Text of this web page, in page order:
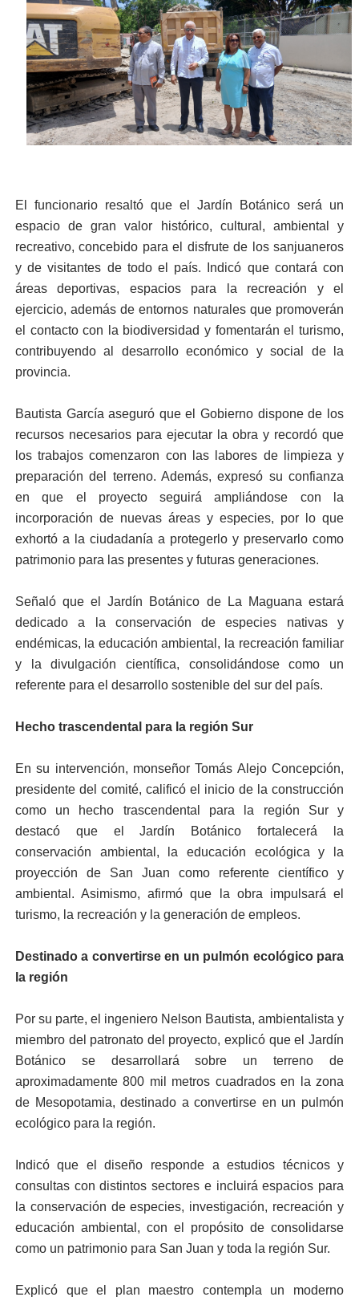
El funcionario resaltó que el Jardín Botánico será un
espacio de gran valor histórico, cultural, ambiental y
recreativo, concebido para el disfrute de los sanjuaneros
y de visitantes de todo el país. Indicó que contará con
áreas deportivas, espacios para la recreación y el
ejercicio, además de entornos naturales que promoverán
el contacto con la biodiversidad y fomentarán el turismo,
contribuyendo al desarrollo económico y social de la
provincia.
Bautista García aseguró que el Gobierno dispone de los
recursos necesarios para ejecutar la obra y recordó que
los trabajos comenzaron con las labores de limpieza y
preparación del terreno. Además, expresó su confianza
en que el proyecto seguirá ampliándose con la
incorporación de nuevas áreas y especies, por lo que
exhortó a la ciudadanía a protegerlo y preservarlo como
patrimonio para las presentes y futuras generaciones.
Señaló que el Jardín Botánico de La Maguana estará
dedicado a la conservación de especies nativas y
endémicas, la educación ambiental, la recreación familiar
y la divulgación científica, consolidándose como un
referente para el desarrollo sostenible del sur del país.
Hecho trascendental para la región Sur
En su intervención, monseñor Tomás Alejo Concepción,
presidente del comité, calificó el inicio de la construcción
como un hecho trascendental para la región Sur y
destacó que el Jardín Botánico fortalecerá la
conservación ambiental, la educación ecológica y la
proyección de San Juan como referente científico y
ambiental. Asimismo, afirmó que la obra impulsará el
turismo, la recreación y la generación de empleos.
Destinado a convertirse en un pulmón ecológico para
la región
Por su parte, el ingeniero Nelson Bautista, ambientalista y
miembro del patronato del proyecto, explicó que el Jardín
Botánico se desarrollará sobre un terreno de
aproximadamente 800 mil metros cuadrados en la zona
de Mesopotamia, destinado a convertirse en un pulmón
ecológico para la región.
Indicó que el diseño responde a estudios técnicos y
consultas con distintos sectores e incluirá espacios para
la conservación de especies, investigación, recreación y
educación ambiental, con el propósito de consolidarse
como un patrimonio para San Juan y toda la región Sur.
Explicó que el plan maestro contempla un moderno